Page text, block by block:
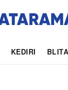
KEDIRI